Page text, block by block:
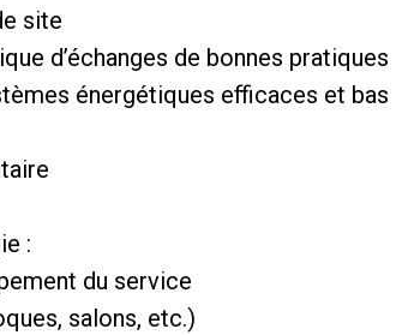
site
d’échanges de bonnes pratiques
énergétiques efficaces et bas
:
du service
salons, etc.)